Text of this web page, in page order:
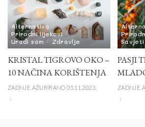
Alternativa
Prirodni lijekovi
Uradi sam
Zdravlje
KRISTAL TIGROVO OKO –
10 NAČINA KORIŠTENJA
ZADNJE AŽURIRANO 05.11.2023.
PASJI
ZADNJE